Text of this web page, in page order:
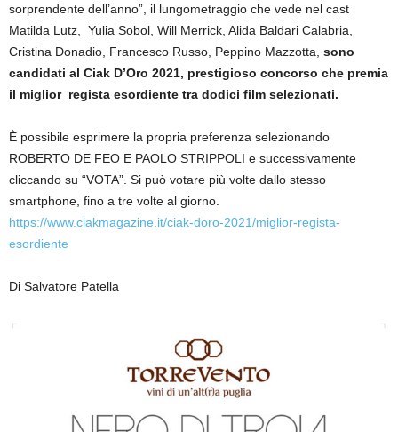
sorprendente dell’anno”, il lungometraggio che vede nel cast
Matilda Lutz, Yulia Sobol, Will Merrick, Alida Baldari Calabria,
Cristina Donadio, Francesco Russo, Peppino Mazzotta, sono
candidati al Ciak D’Oro 2021, prestigioso concorso che premia
il miglior regista esordiente tra dodici film selezionati.
È possibile esprimere la propria preferenza selezionando
ROBERTO DE FEO E PAOLO STRIPPOLI e successivamente
cliccando su “VOTA”. Si può votare più volte dallo stesso
smartphone, fino a tre volte al giorno.
https://www.ciakmagazine.it/ciak-doro-2021/miglior-regista-
esordiente
Di Salvatore Patella